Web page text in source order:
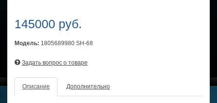
145000 руб.
Модель: 1805689980 SH-68
Задать вопрос о товаре
Описание Дополнительно